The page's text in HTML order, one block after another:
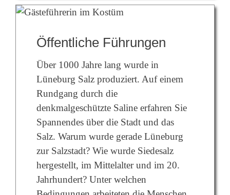
Öffentliche Führungen
Über 1000 Jahre lang wurde in
Lüneburg Salz produziert. Auf einem
Rundgang durch die
denkmalgeschützte Saline erfahren Sie
Spannendes über die Stadt und das
Salz. Warum wurde gerade Lüneburg
zur Salzstadt? Wie wurde Siedesalz
hergestellt, im Mittelalter und im 20.
Jahrhundert? Unter welchen